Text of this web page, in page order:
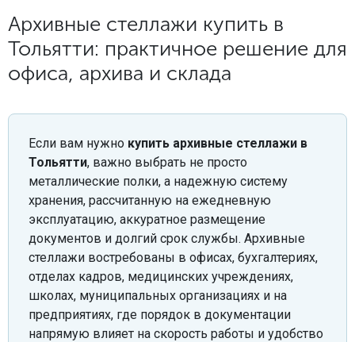
Архивные стеллажи купить в
Тольятти: практичное решение для
офиса, архива и склада
Если вам нужно купить архивные стеллажи в
Тольятти, важно выбрать не просто
металлические полки, а надежную систему
хранения, рассчитанную на ежедневную
эксплуатацию, аккуратное размещение
документов и долгий срок службы. Архивные
стеллажи востребованы в офисах, бухгалтериях,
отделах кадров, медицинских учреждениях,
школах, муниципальных организациях и на
предприятиях, где порядок в документации
напрямую влияет на скорость работы и удобство